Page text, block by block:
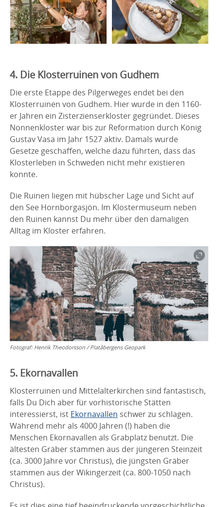
4. Die Klosterruinen von Gudhem
Die erste Etappe des Pilgerweges endet bei den
Klosterruinen von Gudhem. Hier wurde in den 1160-
er Jahren ein Zisterzienserkloster gegründet. Dieses
Nonnenkloster war bis zur Reformation durch König
Gustav Vasa im Jahr 1527 aktiv. Damals wurde
Gesetze geschaffen, welche dazu führten, dass das
Klosterleben in Schweden nicht mehr existieren
konnte.
Die Ruinen liegen mit hübscher Lage und Sicht auf
den See Hornborgasjön. Im Klostermuseum neben
den Ruinen kannst Du mehr über den damaligen
Alltag im Kloster erfahren.
Fotograf: Henrik Theodorsson / Platåbergens Geopark
5. Ekornavallen
Klosterruinen und Mittelalterkirchen sind fantastisch,
falls Du Dich aber für vorhistorische Stätten
interessierst, ist Ekornavallen schwer zu schlagen.
Während mehr als 4000 Jahren (!) haben die
Menschen Ekornavallen als Grabplatz benutzt. Die
ältesten Gräber stammen aus der jüngeren Steinzeit
(ca. 3000 Jahre vor Christus), die jüngsten Gräber
stammen aus der Wikingerzeit (ca. 800-1050 nach
Christus).